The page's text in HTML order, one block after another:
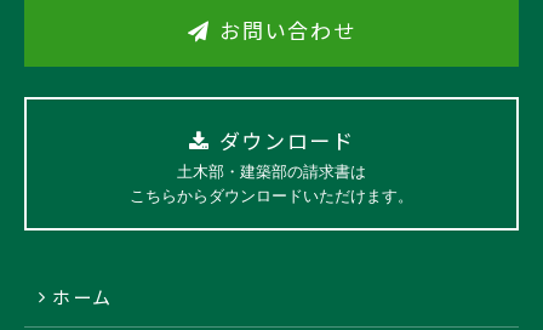
お問い合わせ
ダウンロード
土木部・建築部の請求書は
こちらからダウンロードいただけます。
ホーム